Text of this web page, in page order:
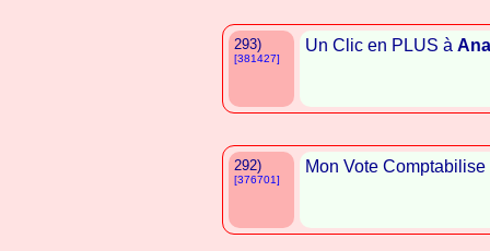
293)
[381427]
Un Clic en PLUS à
292)
[376701]
Mon Vote